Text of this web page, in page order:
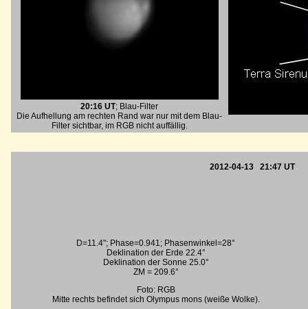
20:16 UT; Blau-Filter
Die Aufhellung am rechten Rand war nur mit dem Blau-
Filter sichtbar, im RGB nicht auffällig.
2012-04-13 21:47 UT
D=11.4"; Phase=0.941; Phasenwinkel=28°
Deklination der Erde 22.4°
Deklination der Sonne 25.0°
ZM = 209.6°
Foto: RGB
Mitte rechts befindet sich Olympus mons (weiße Wolke).